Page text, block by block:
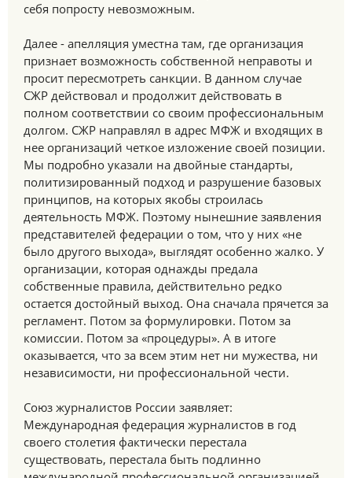
себя попросту невозможным.
Далее - апелляция уместна там, где организация
признает возможность собственной неправоты и
просит пересмотреть санкции. В данном случае
СЖР действовал и продолжит действовать в
полном соответствии со своим профессиональным
долгом. СЖР направлял в адрес МФЖ и входящих в
нее организаций четкое изложение своей позиции.
Мы подробно указали на двойные стандарты,
политизированный подход и разрушение базовых
принципов, на которых якобы строилась
деятельность МФЖ. Поэтому нынешние заявления
представителей федерации о том, что у них «не
было другого выхода», выглядят особенно жалко. У
организации, которая однажды предала
собственные правила, действительно редко
остается достойный выход. Она сначала прячется за
регламент. Потом за формулировки. Потом за
комиссии. Потом за «процедуры». А в итоге
оказывается, что за всем этим нет ни мужества, ни
независимости, ни профессиональной чести.
Союз журналистов России заявляет:
Международная федерация журналистов в год
своего столетия фактически перестала
существовать, перестала быть подлинно